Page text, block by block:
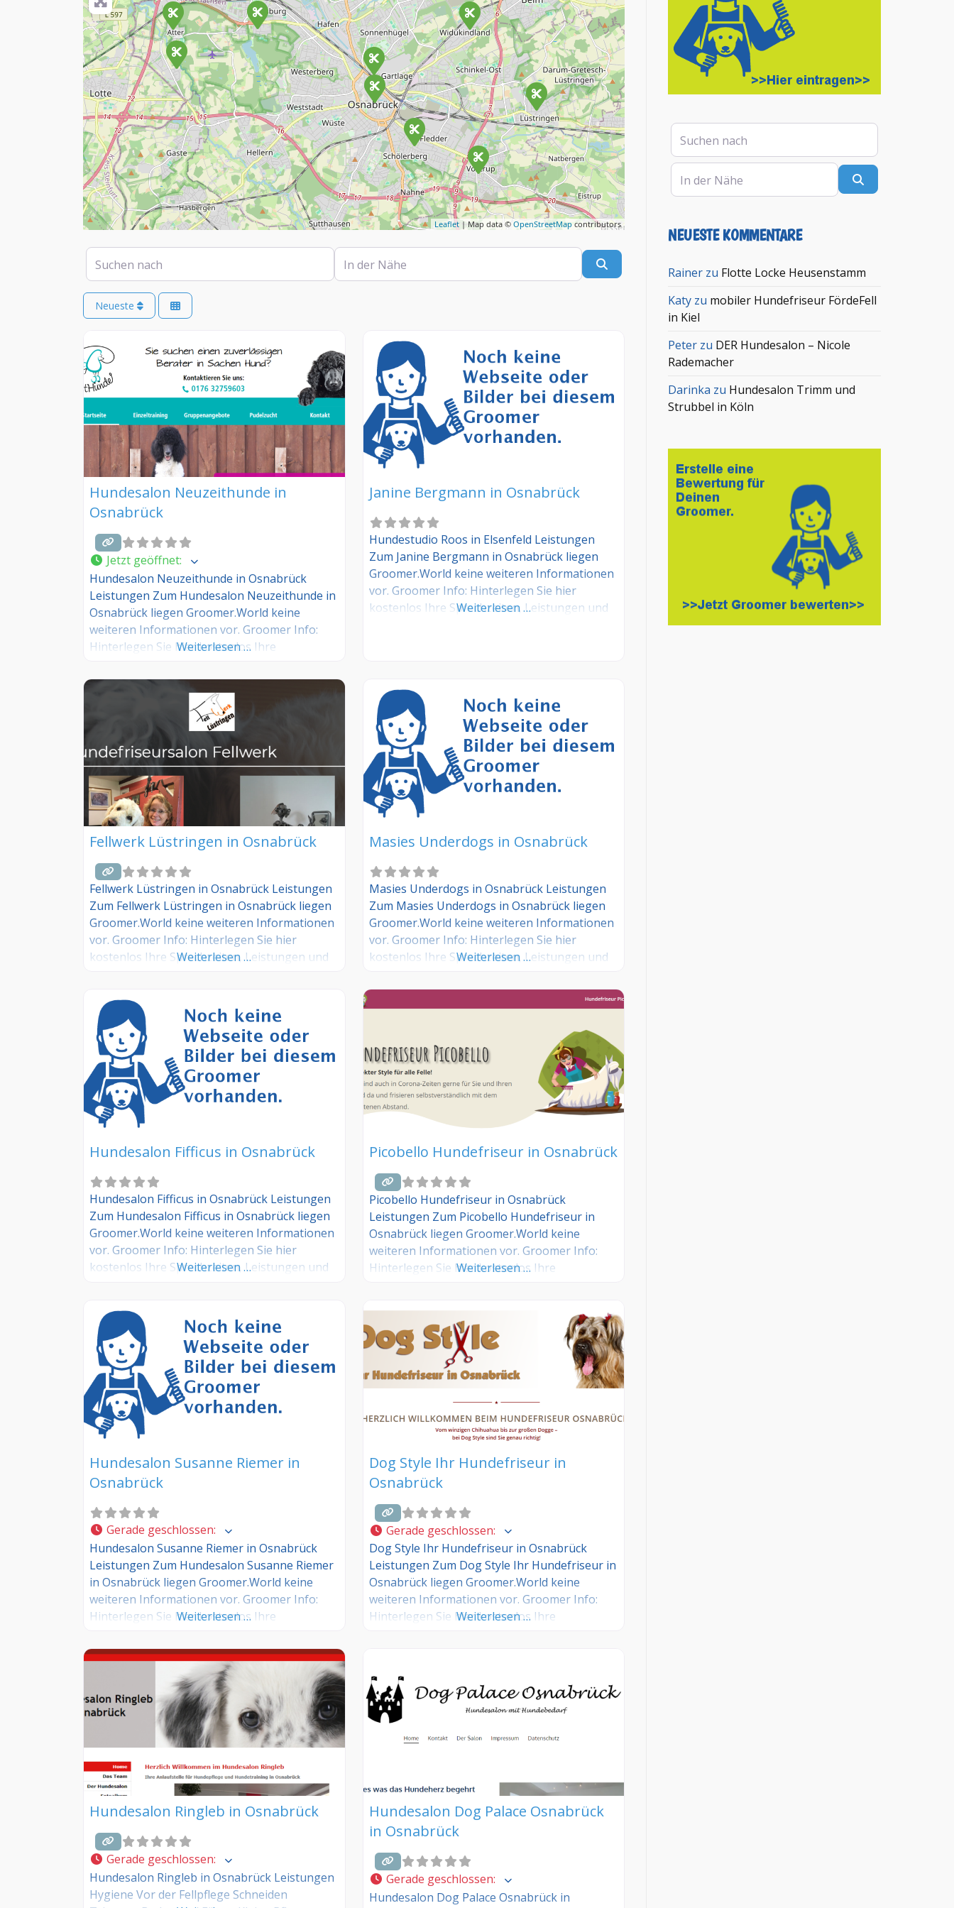
Leaflet | Map data ©OpenStreetMap contributors
Suchen nach In der Nähe
Neueste
Hundesalon Neuzeithunde in
Osnabrück
Jetzt geöffnet:
Hundesalon Neuzeithunde in Osnabrück
Leistungen Zum Hundesalon Neuzeithunde in
Osnabrück liegen Groomer.World keine
weiteren Informationen vor. Groomer Info:
Hinterlegen Sie hier kostenlos Ihre
jetzt kostenlos anmelden! Sind Sie Kunde
dieses Hundesalons? Dann teilen Sie Ihre
Erfahrungen über die Kommentarfunktion
unten mit anderen Hundebesitzer/innen!
Weiterlesen …
Janine Bergmann in Osnabrück
Hundestudio Roos in Elsenfeld Leistungen
Zum Janine Bergmann in Osnabrück liegen
Groomer.World keine weiteren Informationen
vor. Groomer Info: Hinterlegen Sie hier
kostenlos Ihre Sprechzeiten, Leistungen und
Hundebesitzer/innen!
Weiterlesen …
Fellwerk Lüstringen in Osnabrück
Fellwerk Lüstringen in Osnabrück Leistungen
Zum Fellwerk Lüstringen in Osnabrück liegen
Groomer.World keine weiteren Informationen
vor. Groomer Info: Hinterlegen Sie hier
kostenlos Ihre Sprechzeiten, Leistungen und
Sie Ihre Erfahrungen über die
Kommentarfunktion unten mit anderen
Hundebesitzer/innen!
Weiterlesen …
Masies Underdogs in Osnabrück
Masies Underdogs in Osnabrück Leistungen
Zum Masies Underdogs in Osnabrück liegen
Groomer.World keine weiteren Informationen
vor. Groomer Info: Hinterlegen Sie hier
kostenlos Ihre Sprechzeiten, Leistungen und
Sie Kunde dieses Hundesalons? Dann teilen
Sie Ihre Erfahrungen über die
Hundebesitzer/innen!
Weiterlesen …
Hundesalon Fifficus in Osnabrück
Hundesalon Fifficus in Osnabrück Leistungen
Zum Hundesalon Fifficus in Osnabrück liegen
Groomer.World keine weiteren Informationen
vor. Groomer Info: Hinterlegen Sie hier
kostenlos Ihre Sprechzeiten, Leistungen und
Sie Ihre Erfahrungen über die
Kommentarfunktion unten mit anderen
Hundebesitzer/innen!
Weiterlesen …
Picobello Hundefriseur in Osnabrück
Picobello Hundefriseur in Osnabrück
Leistungen Zum Picobello Hundefriseur in
Osnabrück liegen Groomer.World keine
weiteren Informationen vor. Groomer Info:
Hinterlegen Sie hier kostenlos Ihre
dieses Hundesalons? Dann teilen Sie Ihre
Erfahrungen über die Kommentarfunktion
unten mit anderen Hundebesitzer/innen!
Weiterlesen …
Hundesalon Susanne Riemer in
Osnabrück
Gerade geschlossen:
Hundesalon Susanne Riemer in Osnabrück
Leistungen Zum Hundesalon Susanne Riemer
in Osnabrück liegen Groomer.World keine
weiteren Informationen vor. Groomer Info:
Hinterlegen Sie hier kostenlos Ihre
jetzt kostenlos anmelden! Sind Sie Kunde
dieses Hundesalons? Dann teilen Sie Ihre
Erfahrungen über die Kommentarfunktion
unten mit anderen Hundebesitzer/innen!
Weiterlesen …
Dog Style Ihr Hundefriseur in
Osnabrück
Gerade geschlossen:
Dog Style Ihr Hundefriseur in Osnabrück
Leistungen Zum Dog Style Ihr Hundefriseur in
Osnabrück liegen Groomer.World keine
weiteren Informationen vor. Groomer Info:
Hinterlegen Sie hier kostenlos Ihre
Erfahrungen über die Kommentarfunktion
unten mit anderen Hundebesitzer/innen!
Weiterlesen …
Hundesalon Ringleb in Osnabrück
Gerade geschlossen:
Hundesalon Ringleb in Osnabrück Leistungen
Hygiene Vor der Fellpflege Schneiden
Hundesalon Dog Palace Osnabrück
in Osnabrück
Gerade geschlossen:
Hundesalon Dog Palace Osnabrück in
Suchen nach
In der Nähe
NEUESTE KOMMENTARE
Rainer zu Flotte Locke Heusenstamm
Katy zu mobiler Hundefriseur FördeFell
in Kiel
Peter zu DER Hundesalon – Nicole
Rademacher
Darinka zu Hundesalon Trimm und
Strubbel in Köln